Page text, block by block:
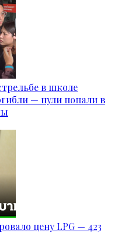
в школе
— пули попали в
цену LPG — 423